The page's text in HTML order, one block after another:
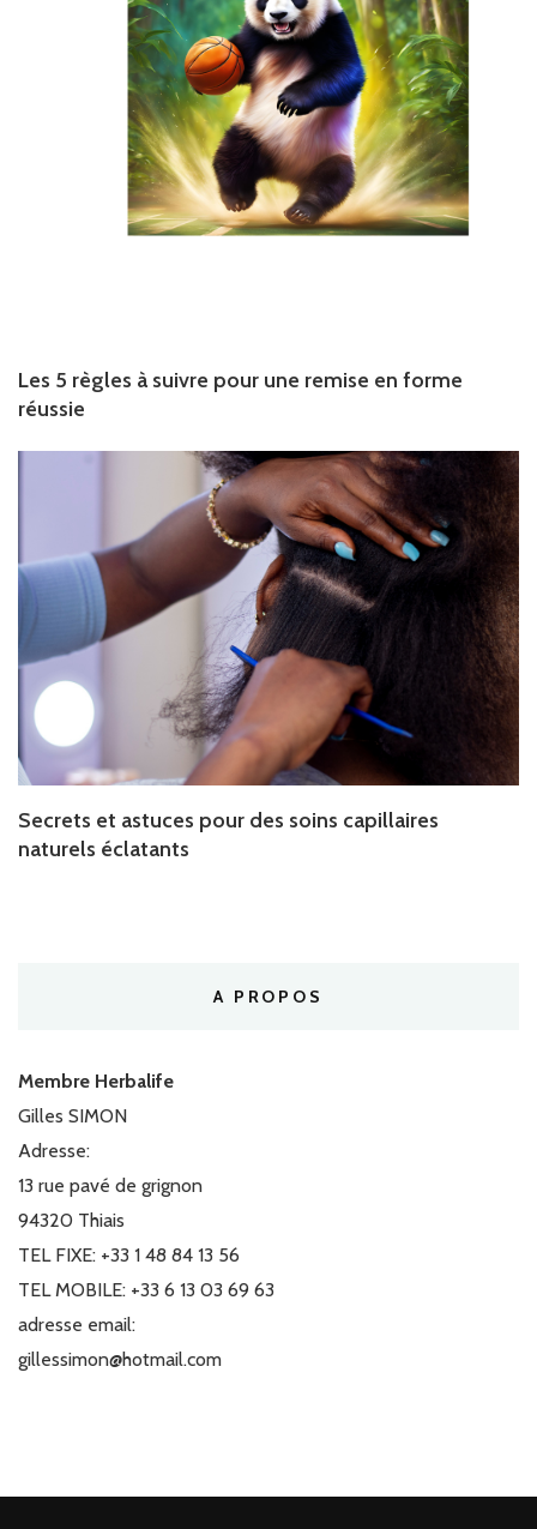
Les 5 règles à suivre pour une remise en forme
réussie
Secrets et astuces pour des soins capillaires
naturels éclatants
A PROPOS
Membre Herbalife
Gilles SIMON
Adresse:
13 rue pavé de grignon
94320 Thiais
TEL FIXE: +33 1 48 84 13 56
TEL MOBILE: +33 6 13 03 69 63
adresse email:
gillessimon@hotmail.com